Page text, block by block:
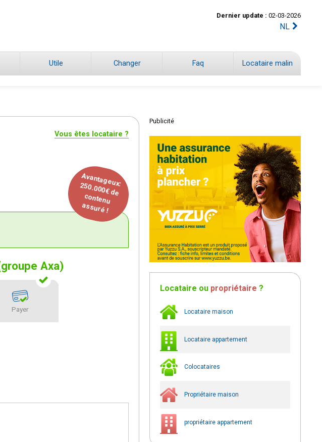
Dernier update : 02-03-2026
NL
Utile Changer Faq Locataire malin
Avantageux:
250.000€ de
contenu
assuré !
Vous êtes locataire ?
Axa)
Payer
Publicité
Locataire ou propriétaire ?
Locataire maison
Locataire appartement
Colocataires
Propriétaire maison
propriétaire appartement